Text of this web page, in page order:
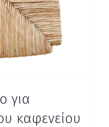
για
καφενείου